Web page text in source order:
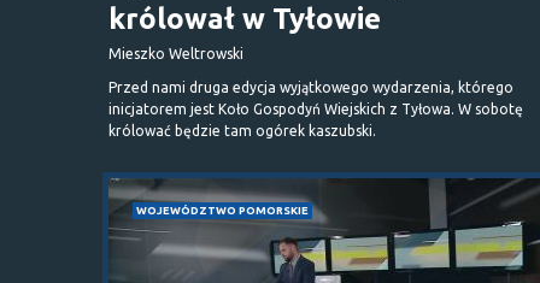
królował w Tyłowie
Mieszko Weltrowski
Przed nami druga edycja wyjątkowego wydarzenia, którego
inicjatorem jest Koło Gospodyń Wiejskich z Tyłowa. W sobotę
królować będzie tam ogórek kaszubski.
WOJEWÓDZTWO POMORSKIE